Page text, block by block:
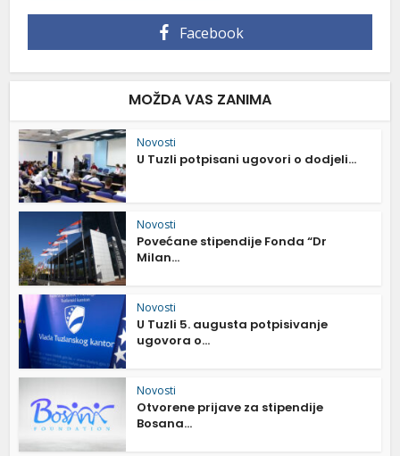
Facebook
MOŽDA VAS ZANIMA
Novosti
U Tuzli potpisani ugovori o dodjeli...
Novosti
Povećane stipendije Fonda “Dr
Milan...
Novosti
U Tuzli 5. augusta potpisivanje
ugovora o...
Novosti
Otvorene prijave za stipendije
Bosana...